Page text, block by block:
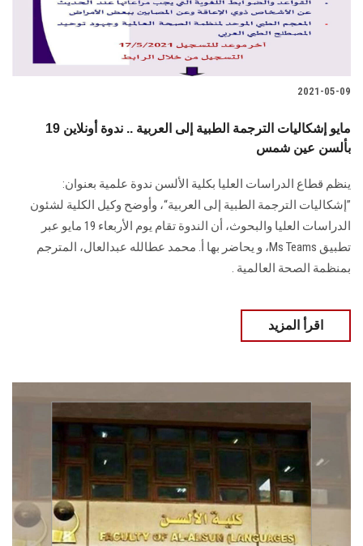
2021-05-09
19 مايو إشكاليات الترجمة الطبية إلى العربية .. ندوة أونلاين
بألسن عين شمس
ينظم قطاع الدراسات العليا بكلية الألسن ندوة علمية بعنوان:
”إشكاليات الترجمة الطبية إلى العربية“، وأوضح وكيل الكلية لشئون
الدراسات العليا والبحوث، أن الندوة تقام يوم الأربعاء 19 مايو عبر
تطبيق Ms Teams، و يحاضر بها أ. محمد عطالله عبدالعال، المترجم
بمنظمة الصحة العالمية .
اقرأ المزيد